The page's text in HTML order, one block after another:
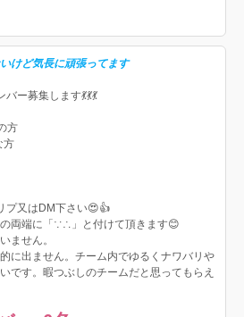
けど気長に頑張ってます
ー募集します💃💃💃
方
方
プ又はDM下さい😍👍
両端に「∵∴」と付けて頂きます😊
ません。
に出ません。チーム内でゆるくナワバリや
です。暇つぶしのチームだと思ってもらえ